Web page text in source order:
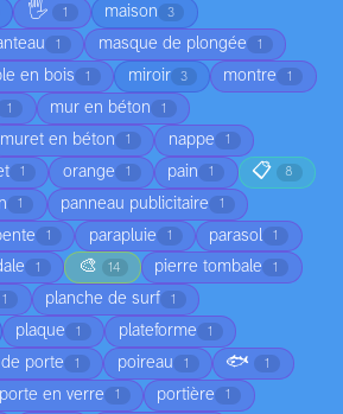
🖐️ 1 maison 3
1 masque de plongée 1
en bois 1 miroir 3 montre 1
1 mur en béton 1
muret en béton 1 nappe 1
1 orange 1 pain 1 📋 8
1 panneau publicitaire 1
1 parapluie 1 parasol 1
1 🎨 14 pierre tombale 1
1 planche de surf 1
plaque 1 plateforme 1
porte 1 poireau 1 🐟 1
porte en verre 1 portière 1